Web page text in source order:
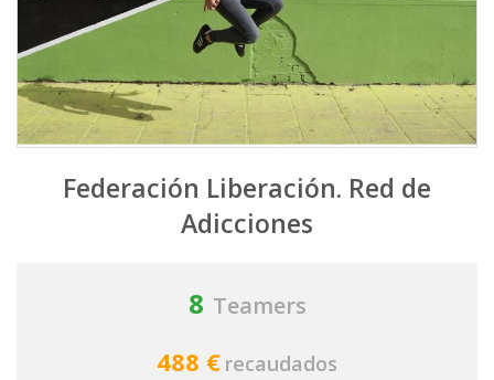
Federación Liberación. Red de
Adicciones
8 Teamers
488 € recaudados